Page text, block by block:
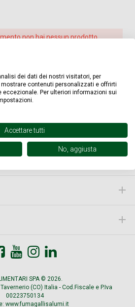
non hai nessun prodotto
NEWSLETTER
SPA © 2026.
(CO) Italia - Cod.Fiscale e P.Iva
00223750134
www.fumagallisalumi.it
dei dati dei nostri visitatori, per
contenuti personalizzati e offrirti
eccezionale. Per ulteriori informazioni sui
Accettare tutti
No, aggiusta